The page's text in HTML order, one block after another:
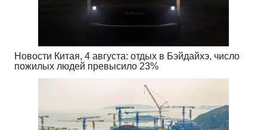
Новости Китая, 4 августа: отдых в Бэйдайхэ, число
пожилых людей превысило 23%